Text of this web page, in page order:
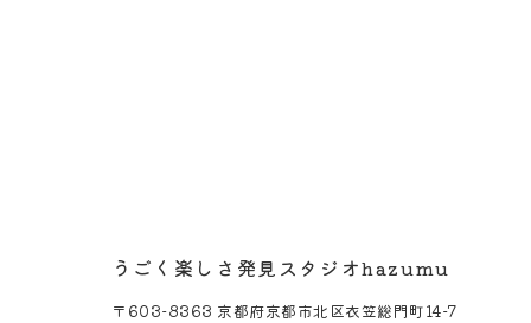
うごく楽しさ発見スタジオhazumu
〒603-8363 京都府京都市北区衣笠総門町14-7